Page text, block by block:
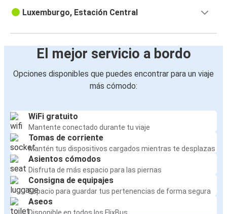
Luxemburgo, Estación Central
El mejor servicio a bordo
Opciones disponibles que puedes encontrar para un viaje
más cómodo:
WiFi gratuito
Mantente conectado durante tu viaje
Tomas de corriente
Mantén tus dispositivos cargados mientras te desplazas
Asientos cómodos
Disfruta de más espacio para las piernas
Consigna de equipajes
Espacio para guardar tus pertenencias de forma segura
Aseos